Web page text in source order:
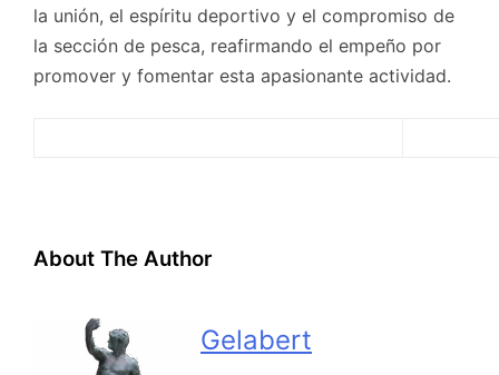
la unión, el espíritu deportivo y el compromiso de
la sección de pesca, reafirmando el empeño por
promover y fomentar esta apasionante actividad.
About The Author
Gelabert